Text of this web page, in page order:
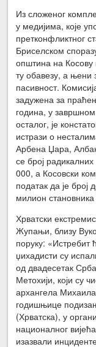
Из сложеног
у медијима, које
претконфликтног
Бриселском
општина на Косову
ту обавезу, а њени
пасивност.
задужена за
година, у
осталог, је
истрази о
Арбена Џара,
се број
000, а Косовски
податак да је
милион
Хрватски
Жупањи, близу
поруку: «Истребит
џихадисти су
од двадесетак
Метохији, који су
архангела
годишњице
(Хрватска), у
националног
изазвали